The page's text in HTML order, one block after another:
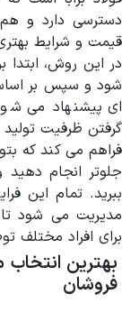
دسترسی دارد و هم
قیمت و شرایط
در این روش، ابتدا
شود و سپس بر اساس
ای پیشنهاد می
گرفتن ظرفیت تولید
فراهم می کند که
جلوتر انجام
ببرید. تمام این
مدیریت می شود تا
برای افراد مختلف
بهترین انتخاب
فروشان